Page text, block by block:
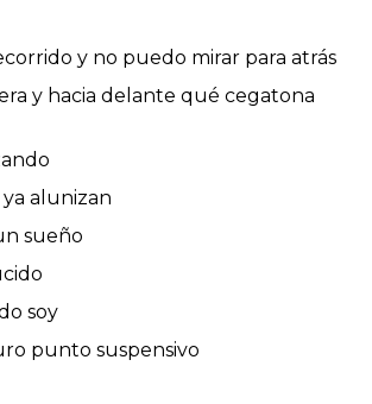
y no puedo mirar para atrás
y hacia delante qué cegatona
alunizan
sueño
soy
punto suspensivo